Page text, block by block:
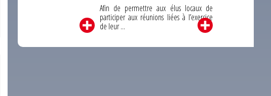
Afin de permettre aux élus locaux de
participer aux réunions liées à l’exercice
de leur ...